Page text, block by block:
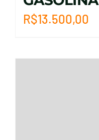
R$13.500,00